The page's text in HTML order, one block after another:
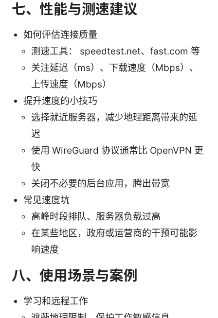
七、性能与测速建议
如何评估连接质量
测速工具： speedtest.net、fast.com 等
关注延迟（ms）、下载速度（Mbps）、
上传速度（Mbps）
提升速度的小技巧
选择就近服务器，减少地理距离带来的延
迟
使用 WireGuard 协议通常比 OpenVPN 更
快
关闭不必要的后台应用，腾出带宽
常见速度坑
高峰时段排队、服务器负载过高
在某些地区，政府或运营商的干预可能影
响速度
八、使用场景与案例
学习和远程工作